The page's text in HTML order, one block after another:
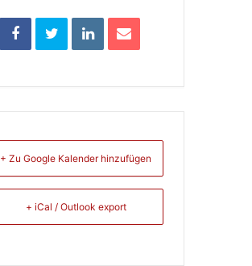
+ Zu Google Kalender hinzufügen
+ iCal / Outlook export